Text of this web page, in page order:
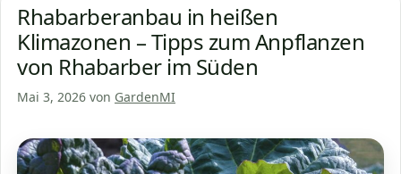
Rhabarberanbau in heißen
Klimazonen – Tipps zum Anpflanzen
von Rhabarber im Süden
Mai 3, 2026 von GardenMI